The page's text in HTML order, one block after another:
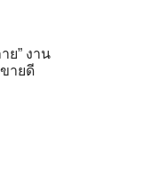
ย” งาน
ายดี